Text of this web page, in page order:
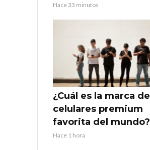
Hace 33 minutos
¿Cuál es la marca de
celulares premium
favorita del mundo?
Hace 1 hora